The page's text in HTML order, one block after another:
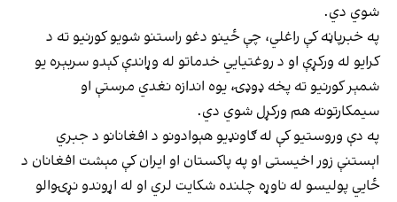
شوي دي.
په خبرپاڼه کې راغلي، چې ځينو دغو راستنو شویو کورنیو ته د
کرایو له ورکړې او د روغتیايي خدماتو له وړاندې کېدو سربېره یو
شمېر کورنیو ته پخه ډوډۍ، یوه اندازه نغدي مرستې او
سیمکارتونه هم ورکړل شوي دي.
په دې وروستیو کې له ګاونډیو هېوادونو د افغانانو د جبري
اېستنې زور اخیستی او په پاکستان او ایران کې مېشت افغانان د
ځايي پولیسو له ناوړه چلنده شکایت لري او له اړوندو نړۍوالو